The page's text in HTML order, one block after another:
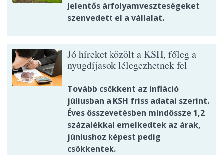
Jelentős árfolyamveszteségeket
szenvedett el a vállalat.
Jó híreket közölt a KSH, főleg a
nyugdíjasok lélegezhetnek fel
Tovább csökkent az infláció
júliusban a KSH friss adatai szerint.
Éves összevetésben mindössze 1,2
százalékkal emelkedtek az árak,
júniushoz képest pedig
csökkentek.